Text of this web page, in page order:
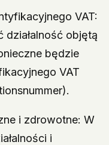
VAT:
działalność objętą
będzie
VAT
i zdrowotne: W
i